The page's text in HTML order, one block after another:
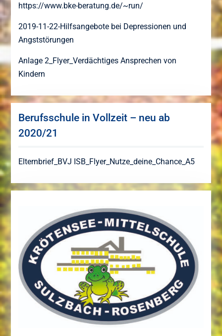
https://www.bke-beratung.de/~run/
2019-11-22-Hilfsangebote bei Depressionen und
Angststörungen
Anlage 2_Flyer_Verdächtiges Ansprechen von
Kindern
Berufsschule in Vollzeit – neu ab
2020/21
Elternbrief_BVJ ISB_Flyer_Nutze_deine_Chance_A5